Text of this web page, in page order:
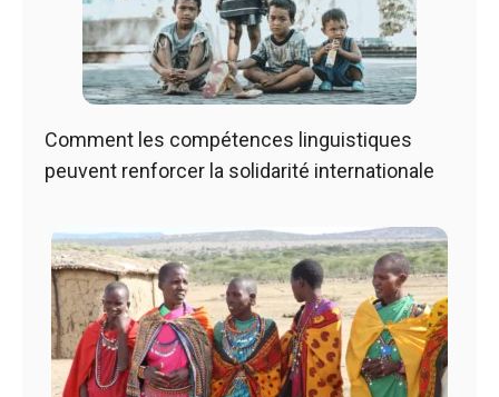
Comment les compétences linguistiques
peuvent renforcer la solidarité internationale